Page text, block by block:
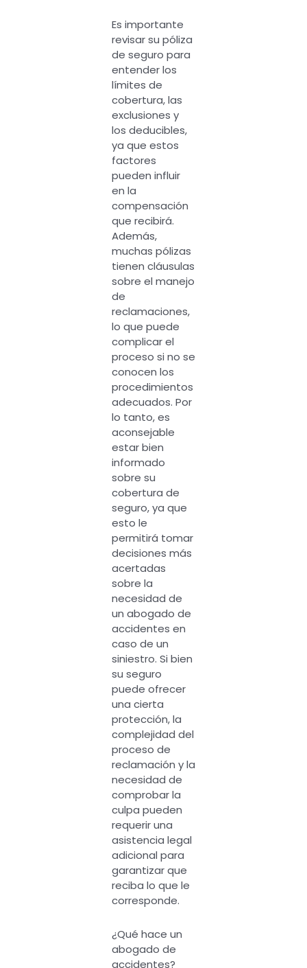
Es importante
revisar su póliza
de seguro para
entender los
límites de
cobertura, las
exclusiones y
los deducibles,
ya que estos
factores
pueden influir
en la
compensación
que recibirá.
Además,
muchas pólizas
tienen cláusulas
sobre el manejo
de
reclamaciones,
lo que puede
complicar el
proceso si no se
conocen los
procedimientos
adecuados. Por
lo tanto, es
aconsejable
estar bien
informado
sobre su
cobertura de
seguro, ya que
esto le
permitirá tomar
decisiones más
acertadas
sobre la
necesidad de
un abogado de
accidentes en
caso de un
siniestro. Si bien
su seguro
puede ofrecer
una cierta
protección, la
complejidad del
proceso de
reclamación y la
necesidad de
comprobar la
culpa pueden
requerir una
asistencia legal
adicional para
garantizar que
reciba lo que le
corresponde.
¿Qué hace un
abogado de
accidentes?